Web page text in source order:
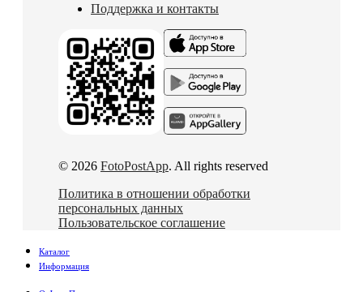
Поддержка и контакты
© 2026 FotoPostApp. All rights reserved
Политика в отношении обработки
персональных данных
Пользовательское соглашение
Каталог
Информация